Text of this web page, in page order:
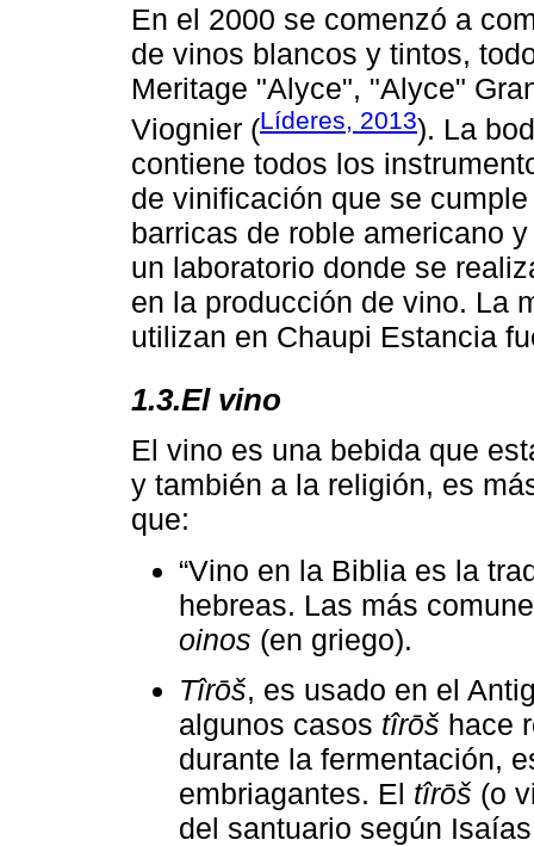
En el 2000 se comenzó a
de vinos blancos y tintos,
Meritage "Alyce", "Alyce"
Viognier (Líderes, 2013). La
contiene todos los
de vinificación que se
barricas de roble americano
un laboratorio donde se
en la producción de vino. La
utilizan en Chaupi Estancia
1.3.El vino
El vino es una bebida que
y también a la religión, es
que:
“Vino en la Biblia es la
hebreas. Las más
oinos (en griego).
Tîrōš, es usado en el
algunos casos tîrōš hace
durante la fermentación,
embriagantes. El tîrōš (o
del santuario según